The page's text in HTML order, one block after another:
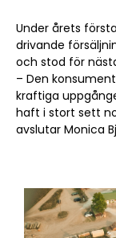
Under årets
drivande
och stod för
– Den
kraftiga
haft i stort sett
avslutar Monica